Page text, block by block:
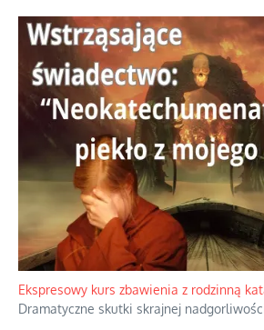
Niewygodne kulisy alpejskiego objawienia
Watykan woli skupiać się na łagodnym
ukrywając przed światem pełną i
orędzia....